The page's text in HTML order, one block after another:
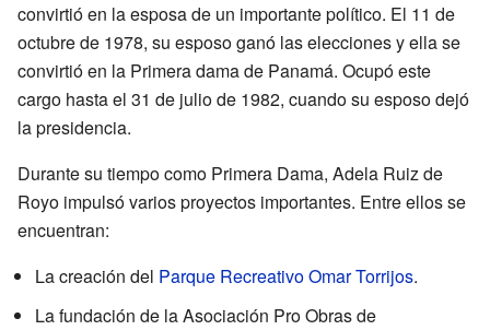
convirtió en la esposa de un importante político. El 11 de
octubre de 1978, su esposo ganó las elecciones y ella se
convirtió en la Primera dama de Panamá. Ocupó este
cargo hasta el 31 de julio de 1982, cuando su esposo dejó
la presidencia.
Durante su tiempo como Primera Dama, Adela Ruiz de
Royo impulsó varios proyectos importantes. Entre ellos se
encuentran:
La creación del Parque Recreativo Omar Torrijos.
La fundación de la Asociación Pro Obras de